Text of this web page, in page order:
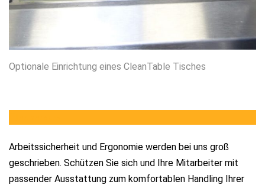
Optionale Einrichtung eines CleanTable Tisches
Arbeitssicherheit und Ergonomie werden bei uns groß
geschrieben. Schützen Sie sich und Ihre Mitarbeiter mit
passender Ausstattung zum komfortablen Handling Ihrer